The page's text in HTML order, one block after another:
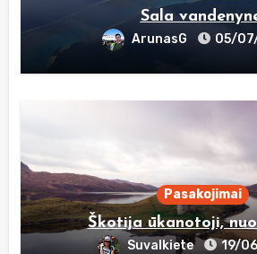
Sala
ArunasG 05/
Pasakojimai
Škotija ūkanotoji,
Suvalkiete 19/